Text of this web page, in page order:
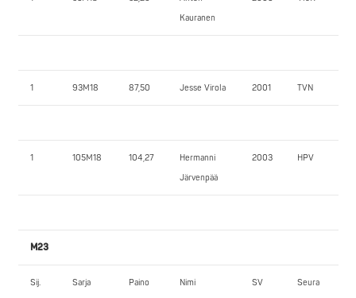
Kauranen
1 93M18 87,50 Jesse Virola 2001 TVN
1 105M18 104,27
Hermanni
Järvenpää
2003 HPV
M23
Sij. Sarja Paino Nimi SV Seura